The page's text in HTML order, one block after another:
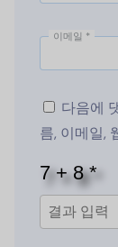
이메일 *
다음에
름, 이메일,